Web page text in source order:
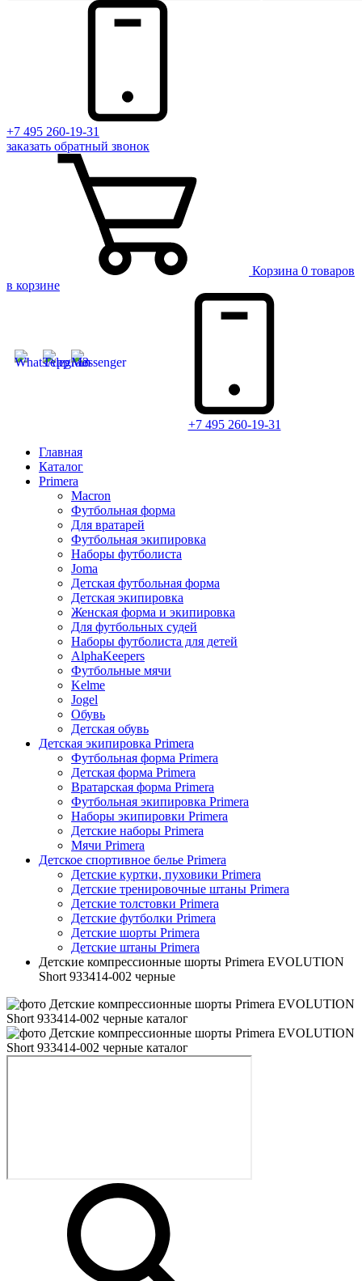
+7 495 260-19-31
заказать обратный звонок
Корзина 0 товаров
в корзине
+7 495 260-19-31
Главная
Каталог
Primera
Macron
Футбольная форма
Для вратарей
Футбольная экипировка
Наборы футболиста
Joma
Детская футбольная форма
Детская экипировка
Женская форма и экипировка
Для футбольных судей
Наборы футболиста для детей
AlphaKeepers
Футбольные мячи
Kelme
Jogel
Обувь
Детская обувь
Детская экипировка Primera
Футбольная форма Primera
Детская форма Primera
Вратарская форма Primera
Футбольная экипировка Primera
Наборы экипировки Primera
Детские наборы Primera
Мячи Primera
Детское спортивное белье Primera
Детские куртки, пуховики Primera
Детские тренировочные штаны Primera
Детские толстовки Primera
Детские футболки Primera
Детские шорты Primera
Детские штаны Primera
Детские компрессионные шорты Primera EVOLUTION
Short 933414-002 черные